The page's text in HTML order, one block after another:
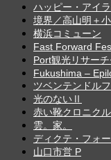
ハッピー・アイ
境界／高山明＋
横浜コミューン
Fast Forward
Port観光リサー
Fukushima –
ツベンテンドル
光のないⅡ
赤い靴クロニクル
雲。家。
ディクテ・フォ
山口市営 P